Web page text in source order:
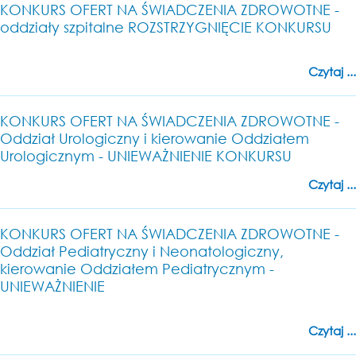
KONKURS OFERT NA ŚWIADCZENIA ZDROWOTNE -
oddziały szpitalne ROZSTRZYGNIĘCIE KONKURSU
Czytaj ...
KONKURS OFERT NA ŚWIADCZENIA ZDROWOTNE -
Oddział Urologiczny i kierowanie Oddziałem
Urologicznym - UNIEWAŻNIENIE KONKURSU
Czytaj ...
KONKURS OFERT NA ŚWIADCZENIA ZDROWOTNE -
Oddział Pediatryczny i Neonatologiczny,
kierowanie Oddziałem Pediatrycznym -
UNIEWAŻNIENIE
Czytaj ...